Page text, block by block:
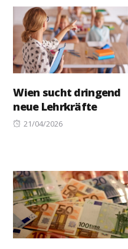
Wien sucht dringend
neue Lehrkräfte
Posted
21/04/2026